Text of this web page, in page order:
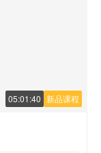
新品课程
05:01:40